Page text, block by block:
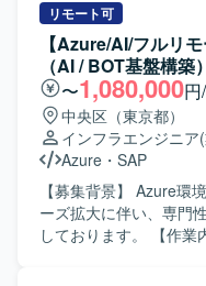
します。 ・事業やサー
ルや役割の拡張にも
す。 【ポジションの魅力】 ・運用中および新規開発中の複
数の大型ゲームタイト
様な開発フェーズや規
ができます。 ・SREチ
のインフラ設計・構築
パフォーマンス向上や
・組織として新たな挑
きな裁量を持ち、長期
立できる環境です。 【開発環境】 ・複数の新規および運用
築、Azure AI Foundry
築後の試験および運
す。 【求める人物像】 クラウド基盤構築に主体的に取り組
み、新しい技術要素を
を行っていただける方
ミュニケーションを取
だける方が望ましいです。 【ポジションの魅力】
中心としたクラウドネ
域の基盤構築に上流か
TerraformによるIaCや
要の高い技術スタック
リモート可
【Azure/AI/フルリ
（AI / BOT基盤構築）
〜1,080,000円
中央区（東京都）
インフラエンジニア
Azure ・ SAP
【募集背景】 Azure環
ーズ拡大に伴い、専門
しております。 【作業内容】 Azure環境上でのAIおよび